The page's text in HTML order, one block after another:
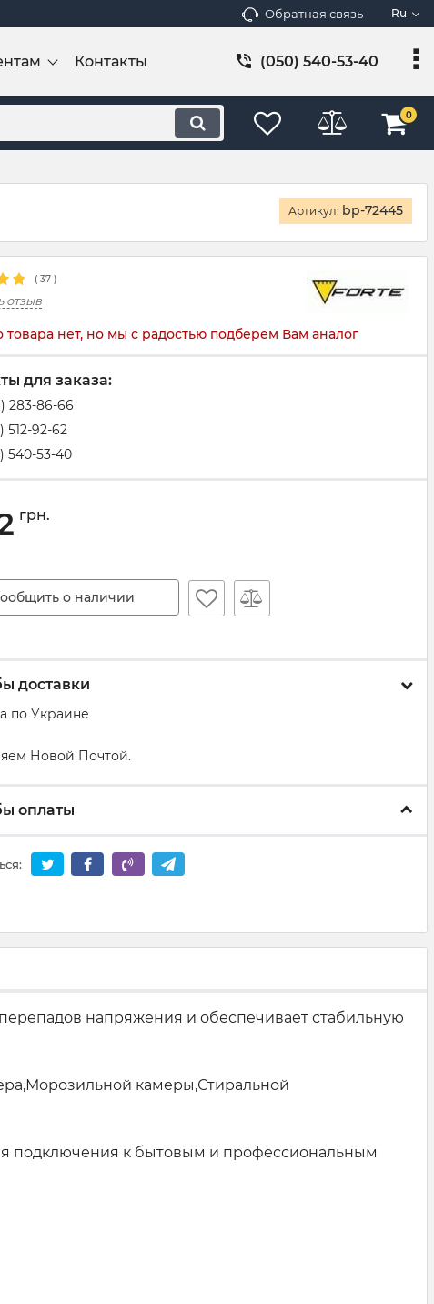
Обратная связь Ru
Контакты (050) 540-53-40
0
Артикул: bp-72445
( 37 )
отзыв
товара нет, но мы с радостью подберем Вам аналог
для заказа:
283-86-66
512-92-62
540-53-40
грн.
о наличии
доставки
по Украине
Новой Почтой.
оплаты
напряжения и обеспечивает стабильную
камеры,Стиральной
подключения к бытовым и профессиональным